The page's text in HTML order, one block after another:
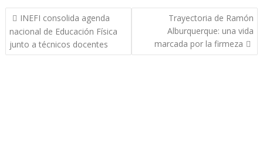
Navegación
de
entradas
INEFI consolida agenda
nacional de Educación Física
junto a técnicos docentes
Trayectoria de Ramón
Alburquerque: una vida
marcada por la firmeza